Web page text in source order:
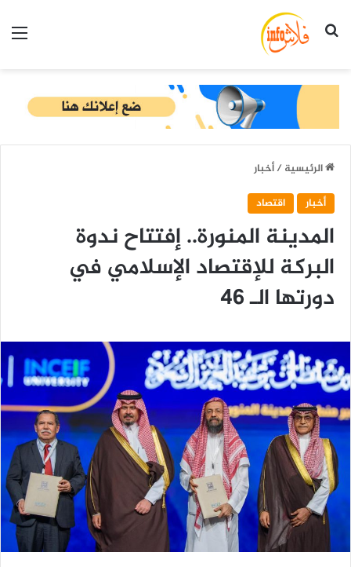
بحث عن
الرئيسية/أخبار
أخبار
اقتصاد
المدينة المنورة.. إفتتاح ندوة
البركة للإقتصاد الإسلامي في
دورتها الـ 46